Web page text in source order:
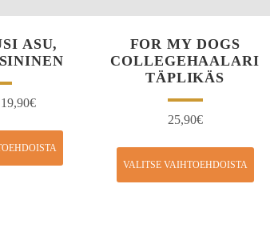
ASU,
19,90€
FOR MY DOGS
COLLEGEHAALARI
TÄPLIKÄS
25,90€
VALITSE VAIHTOEHDOISTA